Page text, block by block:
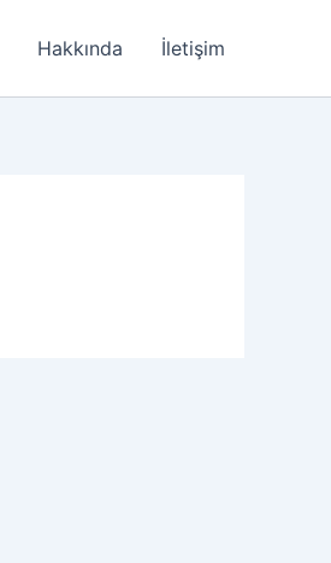
Hakkında İletişim